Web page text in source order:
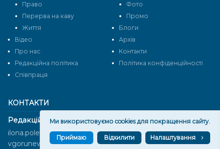
КОНТАКТИ
Редакційний відділ:
ilona.polesova@gmail.com
vgorunews@gmail.com
Право
Фото
Перерва на каву
Промо
Життя
Блоги
Відео
Архів
Про нас
Контакти
Редакційна політика
Політика конфіденційності
Cпівпраця
Ми використовуємо cookies для покращення сайту.
Приймаю Відхилити Налаштування